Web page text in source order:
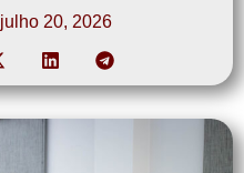
julho 20, 2026